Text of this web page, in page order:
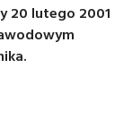
20 lutego 2001